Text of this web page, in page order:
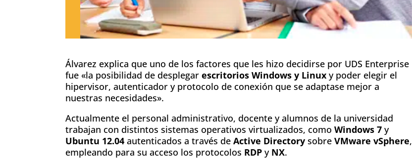
Álvarez explica que uno de los factores que les hizo decidirse por UDS Enterprise
fue «la posibilidad de desplegar escritorios Windows y Linux y poder elegir el
hipervisor, autenticador y protocolo de conexión que se adaptase mejor a
nuestras necesidades».
Actualmente el personal administrativo, docente y alumnos de la universidad
trabajan con distintos sistemas operativos virtualizados, como Windows 7 y
Ubuntu 12.04 autenticados a través de Active Directory sobre VMware vSphere,
empleando para su acceso los protocolos RDP y NX.